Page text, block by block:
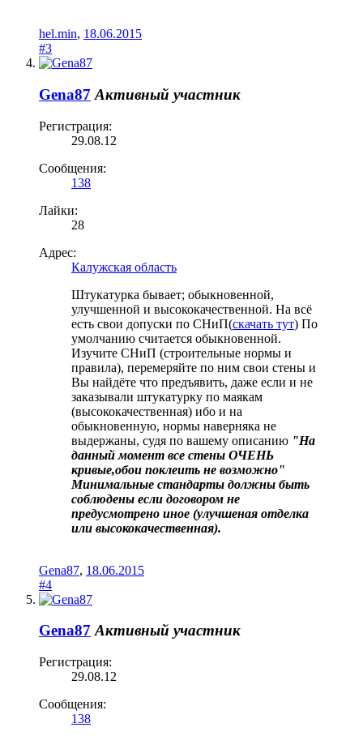
hel.min, 18.06.2015
#3
Gena87 Активный участник
Регистрация:
29.08.12
Сообщения:
138
Лайки:
28
Адрес:
Калужская область
Штукатурка бывает; обыкновенной,
улучшенной и высококачественной. На всё
есть свои допуски по СНиП(скачать тут) По
умолчанию считается обыкновенной.
Изучите СНиП (строительные нормы и
правила), перемеряйте по ним свои стены и
Вы найдёте что предъявить, даже если и не
заказывали штукатурку по маякам
(высококачественная) ибо и на
обыкновенную, нормы наверняка не
выдержаны, судя по вашему описанию "На
данный момент все стены ОЧЕНЬ
кривые,обои поклеить не возможно"
Минимальные стандарты должны быть
соблюдены если договором не
предусмотрено иное (улучшеная отделка
или высококачественная).
Gena87, 18.06.2015
#4
Gena87 Активный участник
Регистрация:
29.08.12
Сообщения:
138